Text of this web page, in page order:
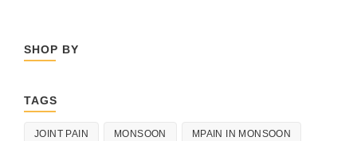
SHOP BY
TAGS
JOINT PAIN MONSOON MPAIN IN MONSOON